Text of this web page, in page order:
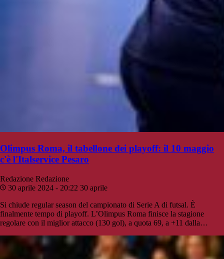
Olimpus Roma, il tabellone dei playoff: il 10 maggio
c'è l'Italservice Pesaro
Redazione Redazione
30 aprile 2024 - 20:22 30 aprile
Si chiude regular season del campionato di Serie A di futsal. È
finalmente tempo di playoff. L’Olimpus Roma finisce la stagione
regolare con il miglior attacco (130 gol), a quota 69, a +11 dalla…